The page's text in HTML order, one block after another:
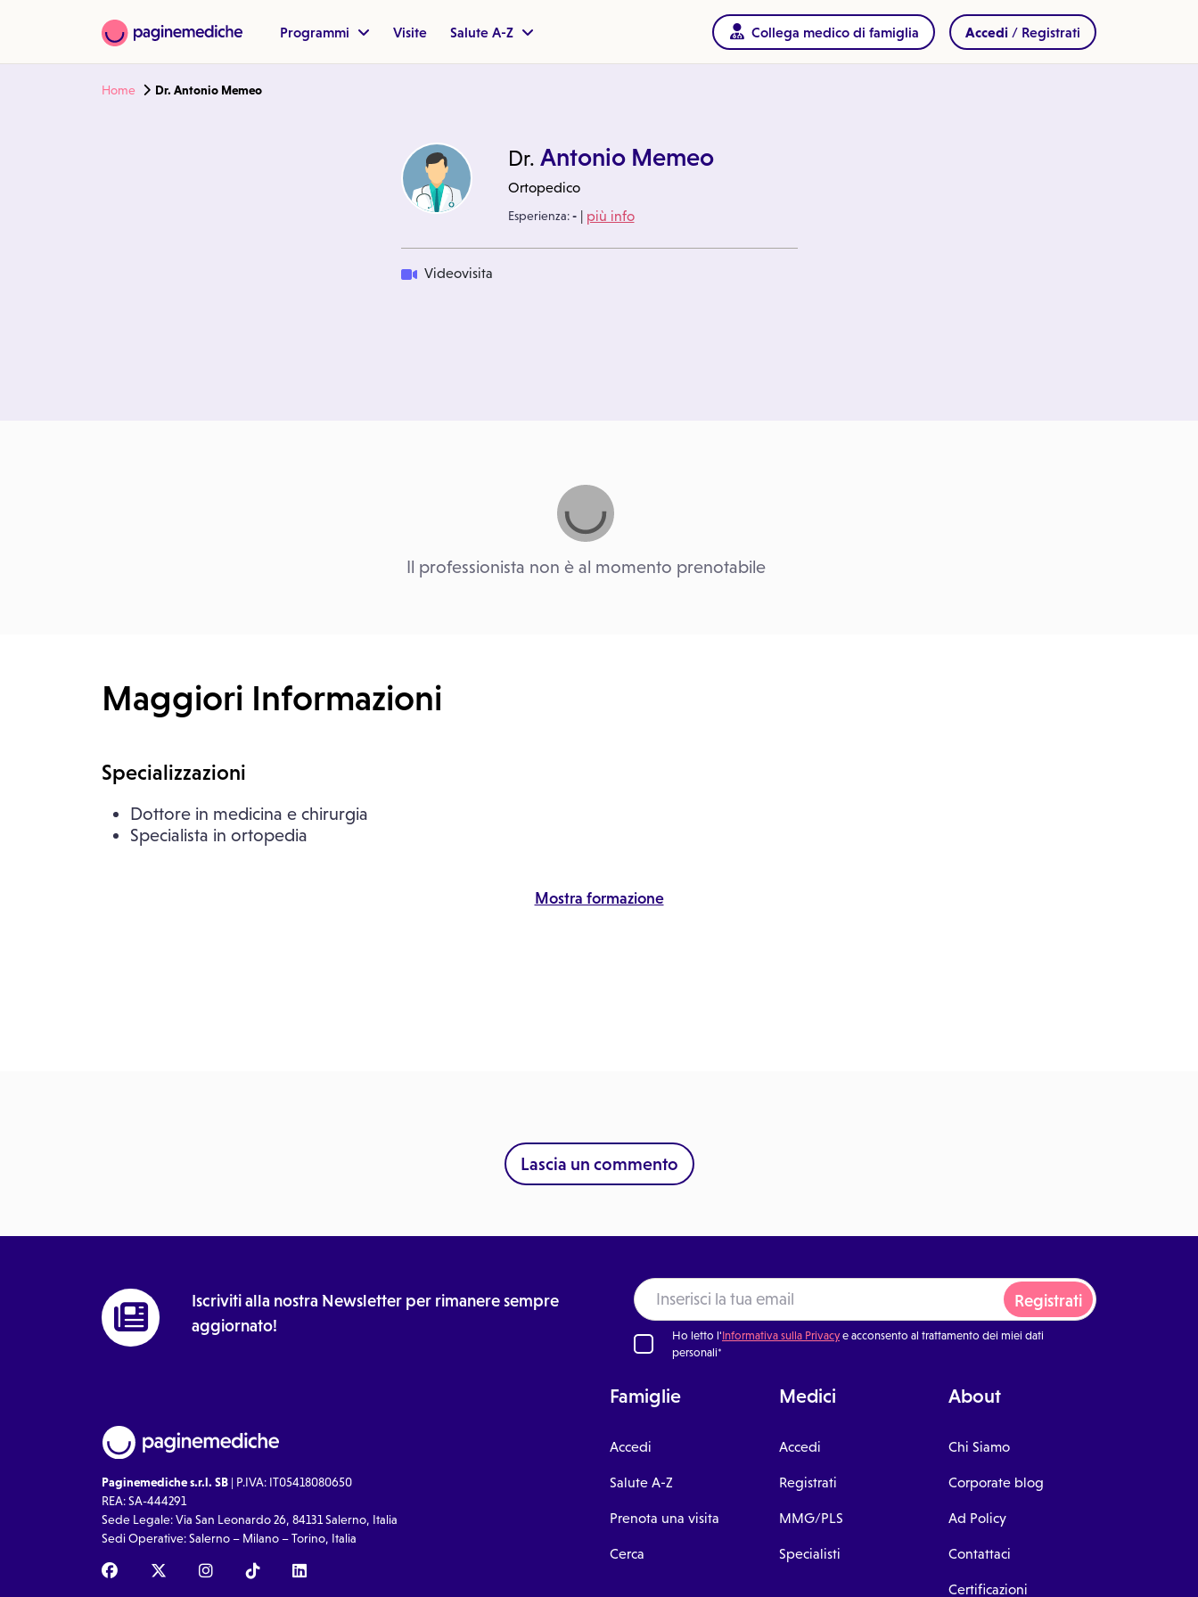
Programmi Visite Salute A-Z Collega medico di famiglia Accedi / Registrati
Home Dr. Antonio Memeo
Dr. Antonio Memeo
Ortopedico
Esperienza:-| più info
Videovisita
Il professionista non è al momento prenotabile
Maggiori Informazioni
Specializzazioni
Dottore in medicina e chirurgia
Specialista in ortopedia
Mostra formazione
Lascia un commento
Iscriviti alla nostra Newsletter per rimanere sempre
aggiornato!
Registrati
Ho letto l'Informativa sulla Privacye acconsento al trattamento dei miei dati
personali*
Paginemediche s.r.l. SB | P.IVA: IT05418080650
REA: SA-444291
Sede Legale: Via San Leonardo 26, 84131 Salerno, Italia
Sedi Operative: Salerno – Milano – Torino, Italia
Famiglie
Accedi
Salute A-Z
Prenota una visita
Cerca
Medici
Accedi
Registrati
MMG/PLS
Specialisti
About
Chi Siamo
Corporate blog
Ad Policy
Contattaci
Certificazioni